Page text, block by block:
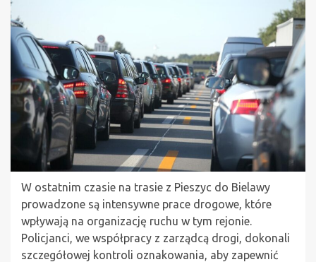
W ostatnim czasie na trasie z Pieszyc do Bielawy
prowadzone są intensywne prace drogowe, które
wpływają na organizację ruchu w tym rejonie.
Policjanci, we współpracy z zarządcą drogi, dokonali
szczegółowej kontroli oznakowania, aby zapewnić